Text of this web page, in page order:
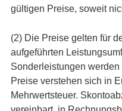
gültigen Preise, soweit
(2) Die Preise gelten für
aufgeführten
Sonderleistungen
Preise verstehen sich in
Mehrwertsteuer.